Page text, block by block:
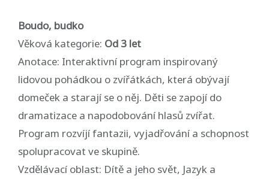
Boudo, budko
Věková kategorie: Od 3 let
Anotace: Interaktivní program inspirovaný
lidovou pohádkou o zvířátkách, která obývají
domeček a starají se o něj. Děti se zapojí do
dramatizace a napodobování hlasů zvířat.
Program rozvíjí fantazii, vyjadřování a schopnost
spolupracovat ve skupině.
Vzdělávací oblast: Dítě a jeho svět, Jazyk a